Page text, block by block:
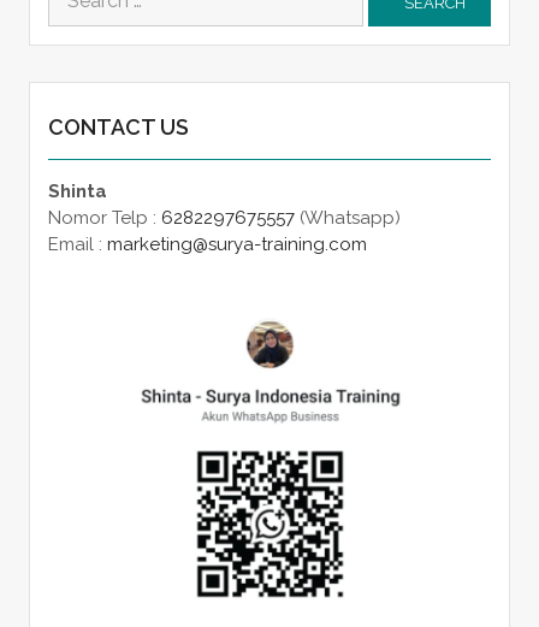
for:
CONTACT US
Shinta
Nomor Telp : 6282297675557(Whatsapp)
Email : marketing@surya-training.com